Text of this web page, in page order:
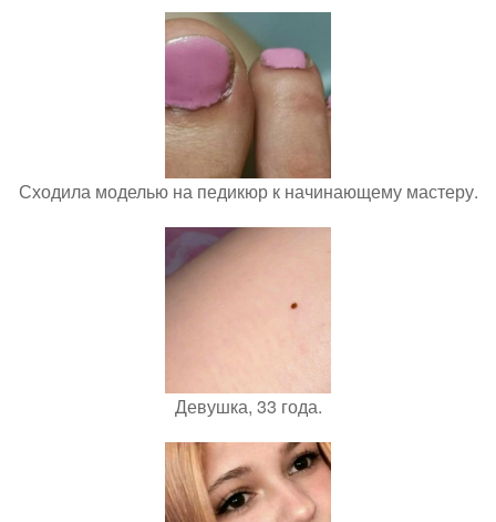
Сходила моделью на педикюр к начинающему мастеру.
Девушка, 33 года.